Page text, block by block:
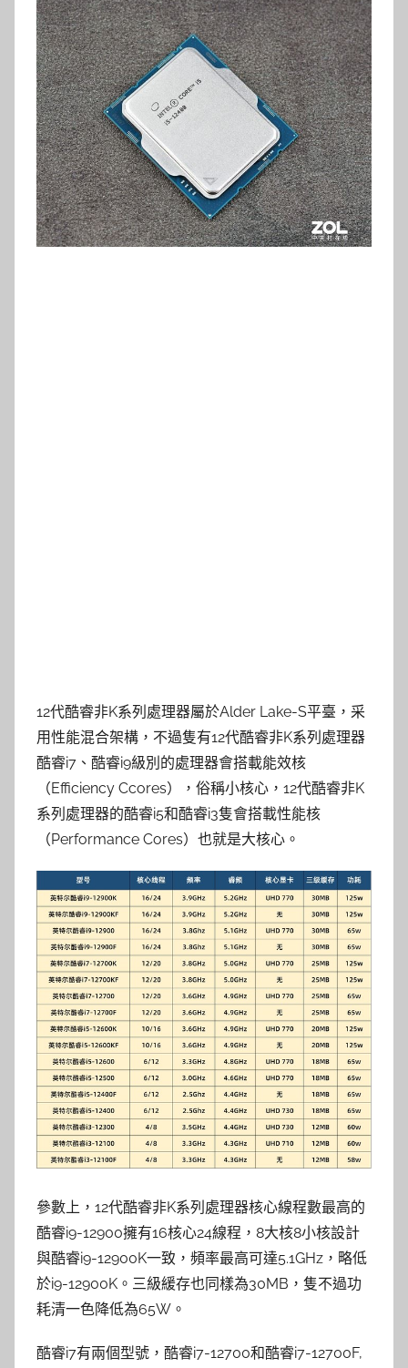
12代酷睿非K系列處理器屬於Alder Lake-S平臺，采
用性能混合架構，不過隻有12代酷睿非K系列處理器
酷睿i7、酷睿i9級別的處理器會搭載能效核
（Efficiency Ccores），俗稱小核心，12代酷睿非K
系列處理器的酷睿i5和酷睿i3隻會搭載性能核
（Performance Cores）也就是大核心。
參數上，12代酷睿非K系列處理器核心線程數最高的
酷睿i9-12900擁有16核心24線程，8大核8小核設計
與酷睿i9-12900K一致，頻率最高可達5.1GHz，略低
於i9-12900K。三級緩存也同樣為30MB，隻不過功
耗清一色降低為65W。
酷睿i7有兩個型號，酷睿i7-12700和酷睿i7-12700F,